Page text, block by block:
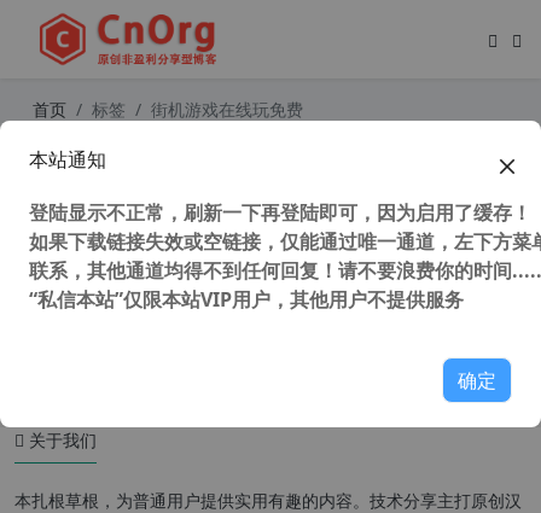
首页 标签 街机游戏在线玩免费
关于我们
本扎根草根，为普通用户提供实用有趣的内容。技术分享主打原创汉
本站通知
登陆显示不正常，刷新一下再登陆即可，因为启用了缓存！
如果下载链接失效或空链接，仅能通过唯一通道，左下方菜
联系，其他通道均得不到任何回复！请不要浪费你的时间
“私信本站”仅限本站VIP用户，其他用户不提供服务
确定